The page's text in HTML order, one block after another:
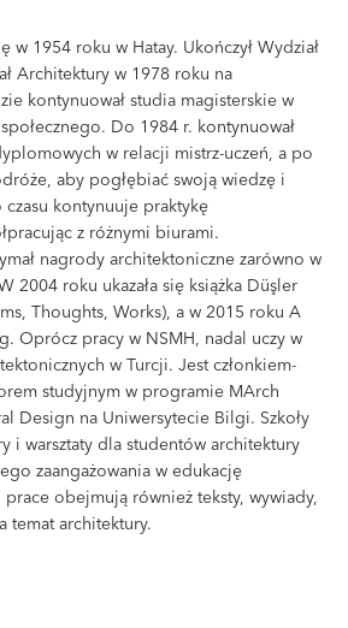
w 1954 roku w Hatay. Ukończył Wydział
Architektury w 1978 roku na
kontynuował studia magisterskie w
Do 1984 r. kontynuował
w relacji mistrz-uczeń, a po
aby pogłębiać swoją wiedzę i
kontynuuje praktykę
z różnymi biurami.
nagrody architektoniczne zarówno w
2004 roku ukazała się książka Düşler
Thoughts, Works), a w 2015 roku A
Oprócz pracy w NSMH, nadal uczy w
w Turcji. Jest członkiem-
studyjnym w programie MArch
Design na Uniwersytecie Bilgi. Szkoły
i warsztaty dla studentów architektury
zaangażowania w edukację
obejmują również teksty, wywiady,
temat architektury.